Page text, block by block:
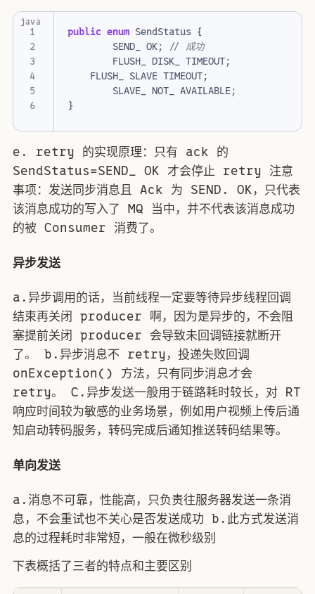
1
2
4
5
6
public enum SendStatus {
SEND_ OK; // 成功
FLUSH_ DISK_ TIMEOUT;
FLUSH_ SLAVE TIMEOUT;
SLAVE_ NOT_ AVAILABLE;
}
java
e. retry 的实现原理：只有 ack 的
SendStatus=SEND_ OK 才会停止 retry 注意
事项：发送同步消息且 Ack 为 SEND. OK，只代表
该消息成功的写入了 MQ 当中，并不代表该消息成功
的被 Consumer 消费了。
异步发送
a.异步调用的话，当前线程一定要等待异步线程回调
结束再关闭 producer 啊，因为是异步的，不会阻
塞提前关闭 producer 会导致未回调链接就断开
了。 b.异步消息不 retry，投递失败回调
onException() 方法，只有同步消息才会
retry。 C.异步发送一般用于链路耗时较长，对 RT
响应时间较为敏感的业务场景，例如用户视频上传后通
知启动转码服务，转码完成后通知推送转码结果等。
单向发送
a.消息不可靠，性能高，只负责往服务器发送一条消
息，不会重试也不关心是否发送成功 b.此方式发送消
息的过程耗时非常短，一般在微秒级别
下表概括了三者的特点和主要区别